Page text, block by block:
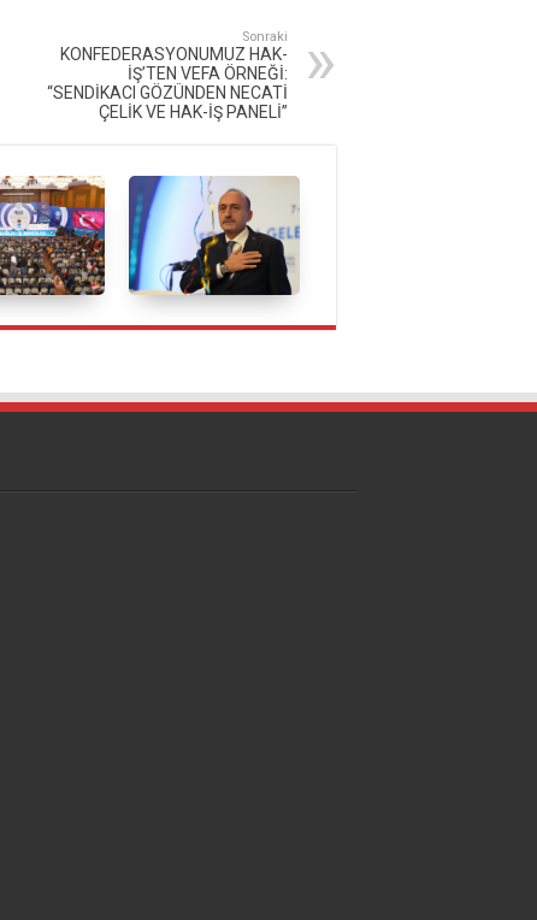
Sonraki
KONFEDERASYONUMUZ HAK-
İŞ’TEN VEFA ÖRNEĞİ:
“SENDİKACI GÖZÜNDEN NECATİ
ÇELİK VE HAK-İŞ PANELİ”